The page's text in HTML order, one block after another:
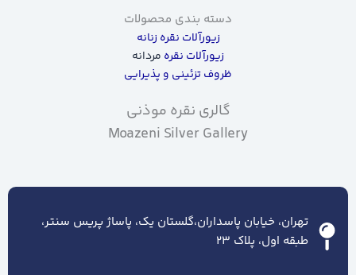
دسته بندی محصولات
زیورآلات نقره زنانه
زیورآلات نقره مردانه
ظروف تزئینی و پذیرایی
گالری نقره موذنی
Moazeni Silver Gallery
تهران، خیابان پاسداران،گلستان یک، پاساژ پریس سنتر،
طبقه اول، پلاک ۲۳